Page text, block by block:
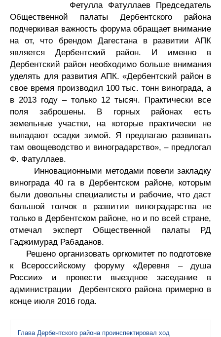
Фетулла Фатуллаев Председатель
Общественной палаты Дербентского района
подчеркивая важность форума обращает внимание
на от, что брендом Дагестана в развитии АПК
является Дербентский район. И именно в
Дербентский район необходимо больше внимания
уделять для развития АПК. «Дербентский район в
свое время производил 100 тыс. тонн винограда, а
в 2013 году – только 12 тысяч. Практически все
поля заброшены. В горных районах есть
земельные участки, на которые практически не
выпадают осадки зимой. Я предлагаю развивать
там овощеводство и виноградарство», – предлогал
Ф. Фатуллаев.
Инновационными методами повели закладку
винограда 40 га в Дербентском районе, которым
были довольны специалисты и рабочие, что даст
большой толчок в развитии виноградарства не
только в Дербентском районе, но и по всей стране,
отмечал эксперт Общественной палаты РД
Гаджимурад Рабаданов.
Решено организовать оргкомитет по подготовке
к Всероссийскому форуму «Деревня – душа
России» и провести выездное заседание в
администрации Дербентского района примерно в
конце июля 2016 года.
Глава Дербентского района проинспектировал ход